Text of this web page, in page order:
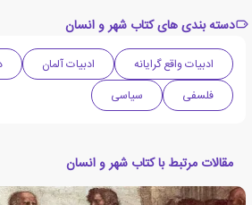
دسته بندی های کتاب شهر و انسان
ادبیات واقع گرایانه ادبیات آلمان
فلسفی
سیاسی
مقالات مرتبط با کتاب شهر و انسان